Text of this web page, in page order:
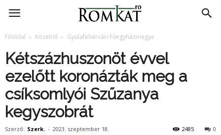
RomKat.ro
Főoldal Közelről Gyulafehérvári Főegyházmegye
Kétszázhuszonöt évvel
ezelőtt koronázták meg a
csíksomlyói Szűzanya
kegyszobrát
Szerző: Szerk. - 2023. szeptember 18. 0
2485